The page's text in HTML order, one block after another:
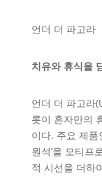
언더 더 파고라
치유와 휴식을
언더 더 파고라
롯이 혼자만의
이다. 주요 제품
원석’을 모티프
적 시선을 더하